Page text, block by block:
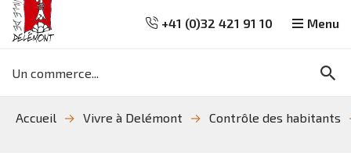
+41 (0)32 421 91 10
clés
Menu
Accueil Vivre à Delémont Contrôle des habitants